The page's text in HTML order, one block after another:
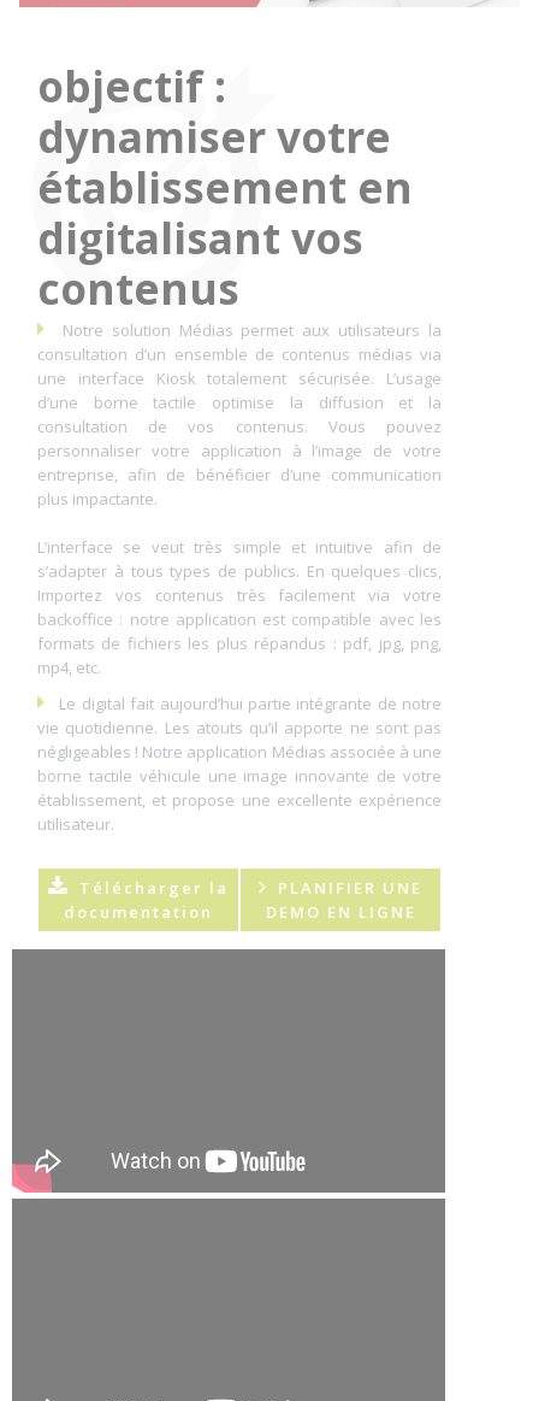
objectif :
dynamiser votre
établissement en
digitalisant vos
contenus
Notre solution Médias permet aux utilisateurs la
consultation d’un ensemble de contenus médias via
une interface Kiosk totalement sécurisée. L’usage
d’une borne tactile optimise la diffusion et la
consultation de vos contenus. Vous pouvez
personnaliser votre application à l’image de votre
entreprise, afin de bénéficier d’une communication
plus impactante.
L’interface se veut très simple et intuitive afin de
s’adapter à tous types de publics. En quelques clics,
Importez vos contenus très facilement via votre
backoffice : notre application est compatible avec les
formats de fichiers les plus répandus : pdf, jpg, png,
mp4, etc.
Le digital fait aujourd’hui partie intégrante de notre
vie quotidienne. Les atouts qu’il apporte ne sont pas
négligeables ! Notre application Médias associée à une
borne tactile véhicule une image innovante de votre
établissement, et propose une excellente expérience
utilisateur.
Télécharger la
documentation
PLANIFIER UNE
DEMO EN LIGNE